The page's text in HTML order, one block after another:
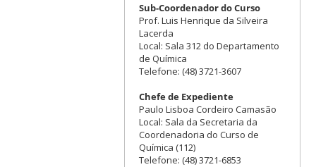
Sub-Coordenador do Curso
Prof. Luis Henrique da Silveira
Lacerda
Local: Sala 312 do Departamento
de Química
Telefone: (48) 3721-3607
Chefe de Expediente
Paulo Lisboa Cordeiro Camasão
Local: Sala da Secretaria da
Coordenadoria do Curso de
Química (112)
Telefone: (48) 3721-6853